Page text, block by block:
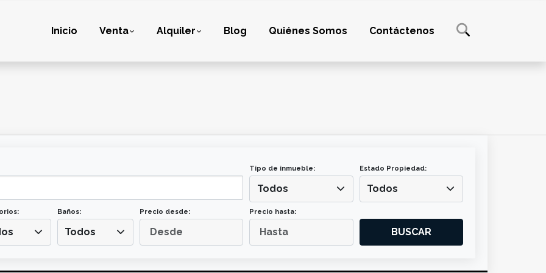
Inicio Venta Alquiler Blog Quiénes Somos Contáctenos
Tipo de inmueble:
Todos
Estado Propiedad:
Todos
Baños:
Todos
Precio desde: Precio hasta:
BUSCAR